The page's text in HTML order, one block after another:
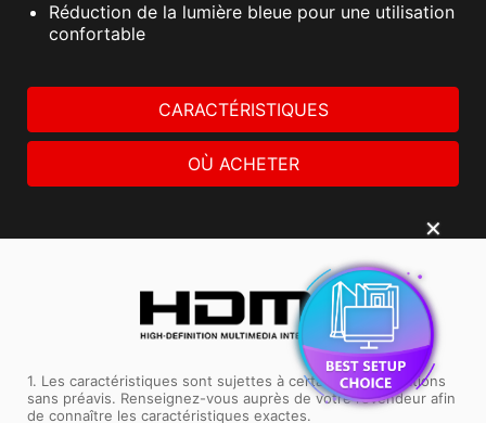
✕
Réduction de la lumière bleue pour une utilisation
confortable
CARACTÉRISTIQUES
OÙ ACHETER
1. Les caractéristiques sont sujettes à certaines modifications
sans préavis. Renseignez-vous auprès de votre revendeur afin
de connaître les caractéristiques exactes.